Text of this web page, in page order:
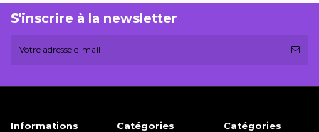
S'inscrire à la newsletter
Informations Catégories Catégories